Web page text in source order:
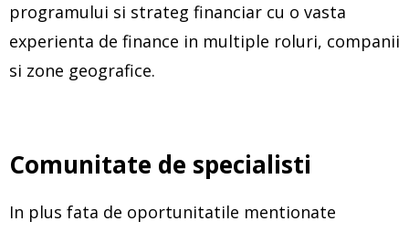
programului si strateg financiar cu o vasta
experienta de finance in multiple roluri, companii
si zone geografice.
Comunitate de specialisti
In plus fata de oportunitatile mentionate